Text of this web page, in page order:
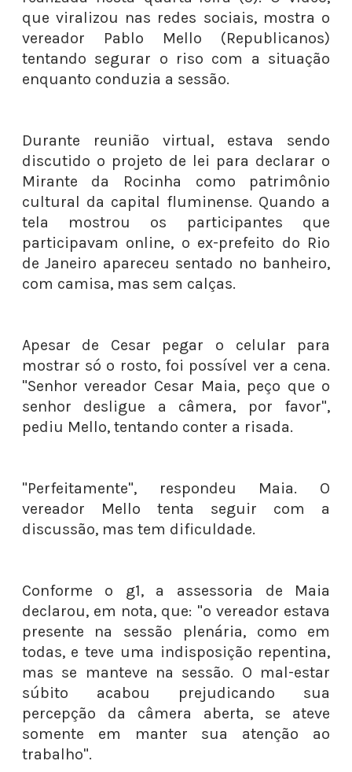
que viralizou nas redes sociais, mostra o
vereador Pablo Mello (Republicanos)
tentando segurar o riso com a situação
enquanto conduzia a sessão.
Durante reunião virtual, estava sendo
discutido o projeto de lei para declarar o
Mirante da Rocinha como patrimônio
cultural da capital fluminense. Quando a
tela mostrou os participantes que
participavam online, o ex-prefeito do Rio
de Janeiro apareceu sentado no banheiro,
com camisa, mas sem calças.
Apesar de Cesar pegar o celular para
mostrar só o rosto, foi possível ver a cena.
"Senhor vereador Cesar Maia, peço que o
senhor desligue a câmera, por favor",
pediu Mello, tentando conter a risada.
"Perfeitamente", respondeu Maia. O
vereador Mello tenta seguir com a
discussão, mas tem dificuldade.
Conforme o g1, a assessoria de Maia
declarou, em nota, que: "o vereador estava
presente na sessão plenária, como em
todas, e teve uma indisposição repentina,
mas se manteve na sessão. O mal-estar
súbito acabou prejudicando sua
percepção da câmera aberta, se ateve
somente em manter sua atenção ao
trabalho".